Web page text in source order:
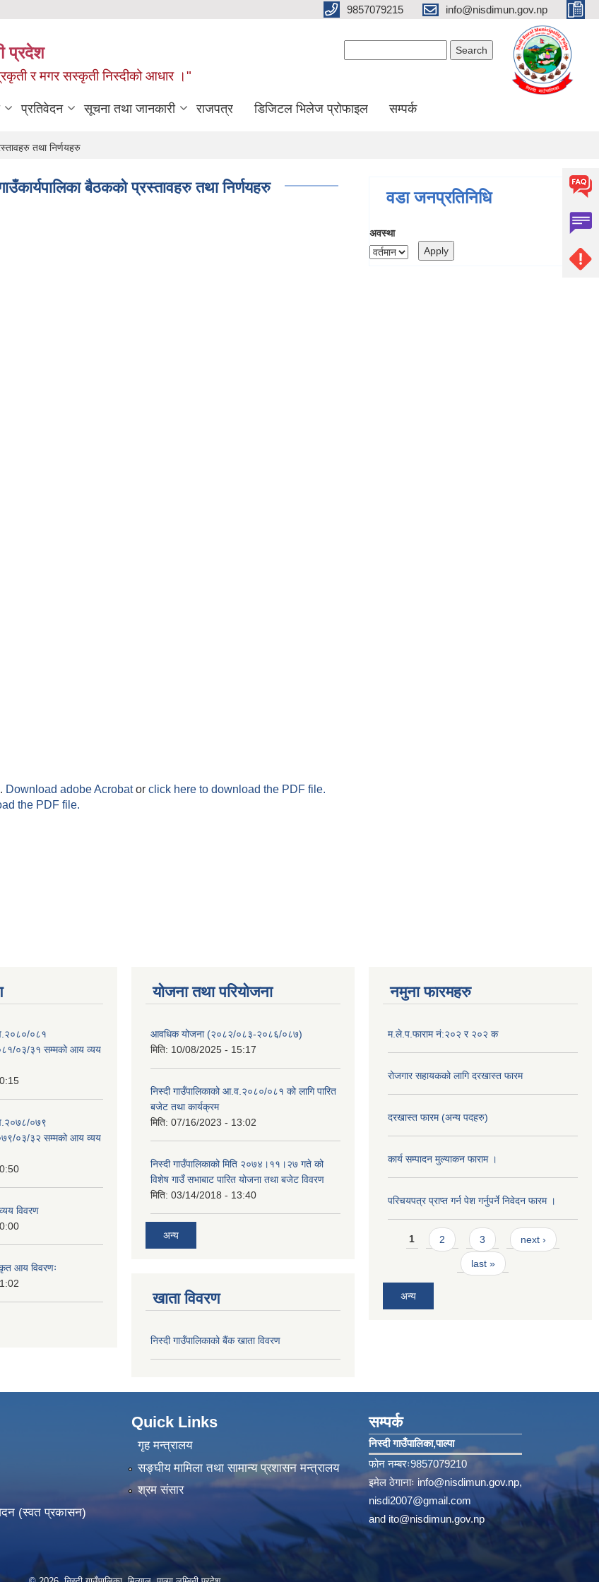
9857079215 info@nisdimun.gov.np
प्रदेश
प्रकृती र मगर सस्कृती निस्दीको आधार ।"
प्रतिवेदन सूचना तथा जानकारी राजपत्र डिजिटल भिलेज प्रोफाइल सम्पर्क
तथा निर्णयहरु
बैठकको प्रस्तावहरु तथा निर्णयहरु
Download adobe Acrobator click here to download the PDF file.
the PDF file.
वडा जनप्रतिनिधि
अवस्था
०८१
०३/३१ सम्मको आय व्यय
०७९
०३/३२ सम्मको आय व्यय
विवरण
आय विवरणः
योजना तथा परियोजना
आवधिक योजना (२०८२/०८३-२०८६/०८७)
मिति: 10/08/2025 - 15:17
निस्दी गाउँपालिकाको आ.व.२०८०/०८१ को लागि पारित
बजेट तथा कार्यक्रम
मिति: 07/16/2023 - 13:02
निस्दी गाउँपालिकाको मिति २०७४।११।२७ गते को
विशेष गाउँ सभाबाट पारित योजना तथा बजेट विवरण
मिति: 03/14/2018 - 13:40
अन्य
खाता विवरण
निस्दी गाउँपालिकाको बैंक खाता विवरण
नमुना फारमहरु
म.ले.प.फाराम नं:२०२ र २०२ क
रोजगार सहायकको लागि दरखास्त फारम
दरखास्त फारम (अन्य पदहरु)
कार्य सम्पादन मुल्याक‌न फाराम ।
परिचयपत्र प्राप्त गर्न पेश गर्नुपर्ने निवेदन फारम ।
Pages
1 2 3 next ›
last »
अन्य
(स्वत प्रकासन)
Quick Links
गृह मन्त्रालय
सङ्‍घीय मामिला तथा सामान्य प्रशासन मन्त्रालय
श्रम संसार
सम्पर्क
निस्दी गाउँपालिका‚पाल्पा
फोन नम्बरः9857079210
इमेल ठेगानाः info@nisdimun.gov.np,
nisdi2007@gmail.com
andito@nisdimun.gov.np